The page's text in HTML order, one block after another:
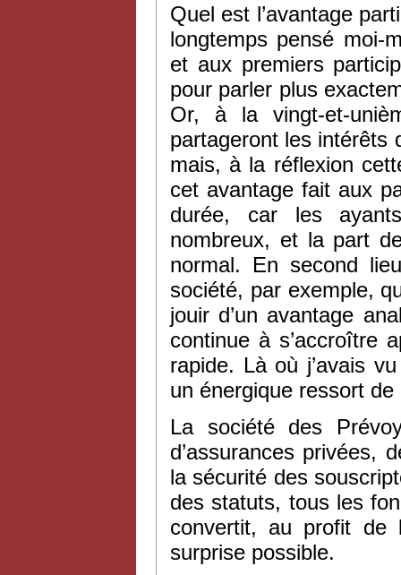
Quel est l’avantage
longtemps pensé moi-
et aux premiers
pour parler plus
Or, à la vingt-et-
partageront les intérêts
mais, à la réflexion
cet avantage fait aux
durée, car les
nombreux, et la part
normal. En second
société, par exemple,
jouir d’un avantage
continue à s’accroître
rapide. Là où j’avais
un énergique ressort de
La société des
d’assurances privées,
la sécurité des
des statuts, tous les
convertit, au profit de
surprise possible.